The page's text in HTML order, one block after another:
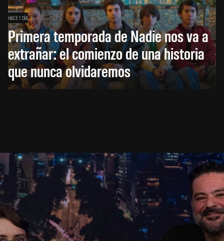
HACE 1 DÍA
Primera temporada de Nadie nos va a
extrañar: el comienzo de una historia
que nunca olvidaremos